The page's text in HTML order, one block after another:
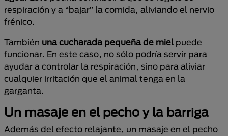
respiración y a “bajar” la comida, aliviando el nervio
frénico.
También una cucharada pequeña de miel puede
funcionar. En este caso, no sólo podría servir para
ayudar a controlar la respiración, sino para aliviar
cualquier irritación que el animal tenga en la
garganta.
Un masaje en el pecho y la barriga
Además del efecto relajante, un masaje en el pecho